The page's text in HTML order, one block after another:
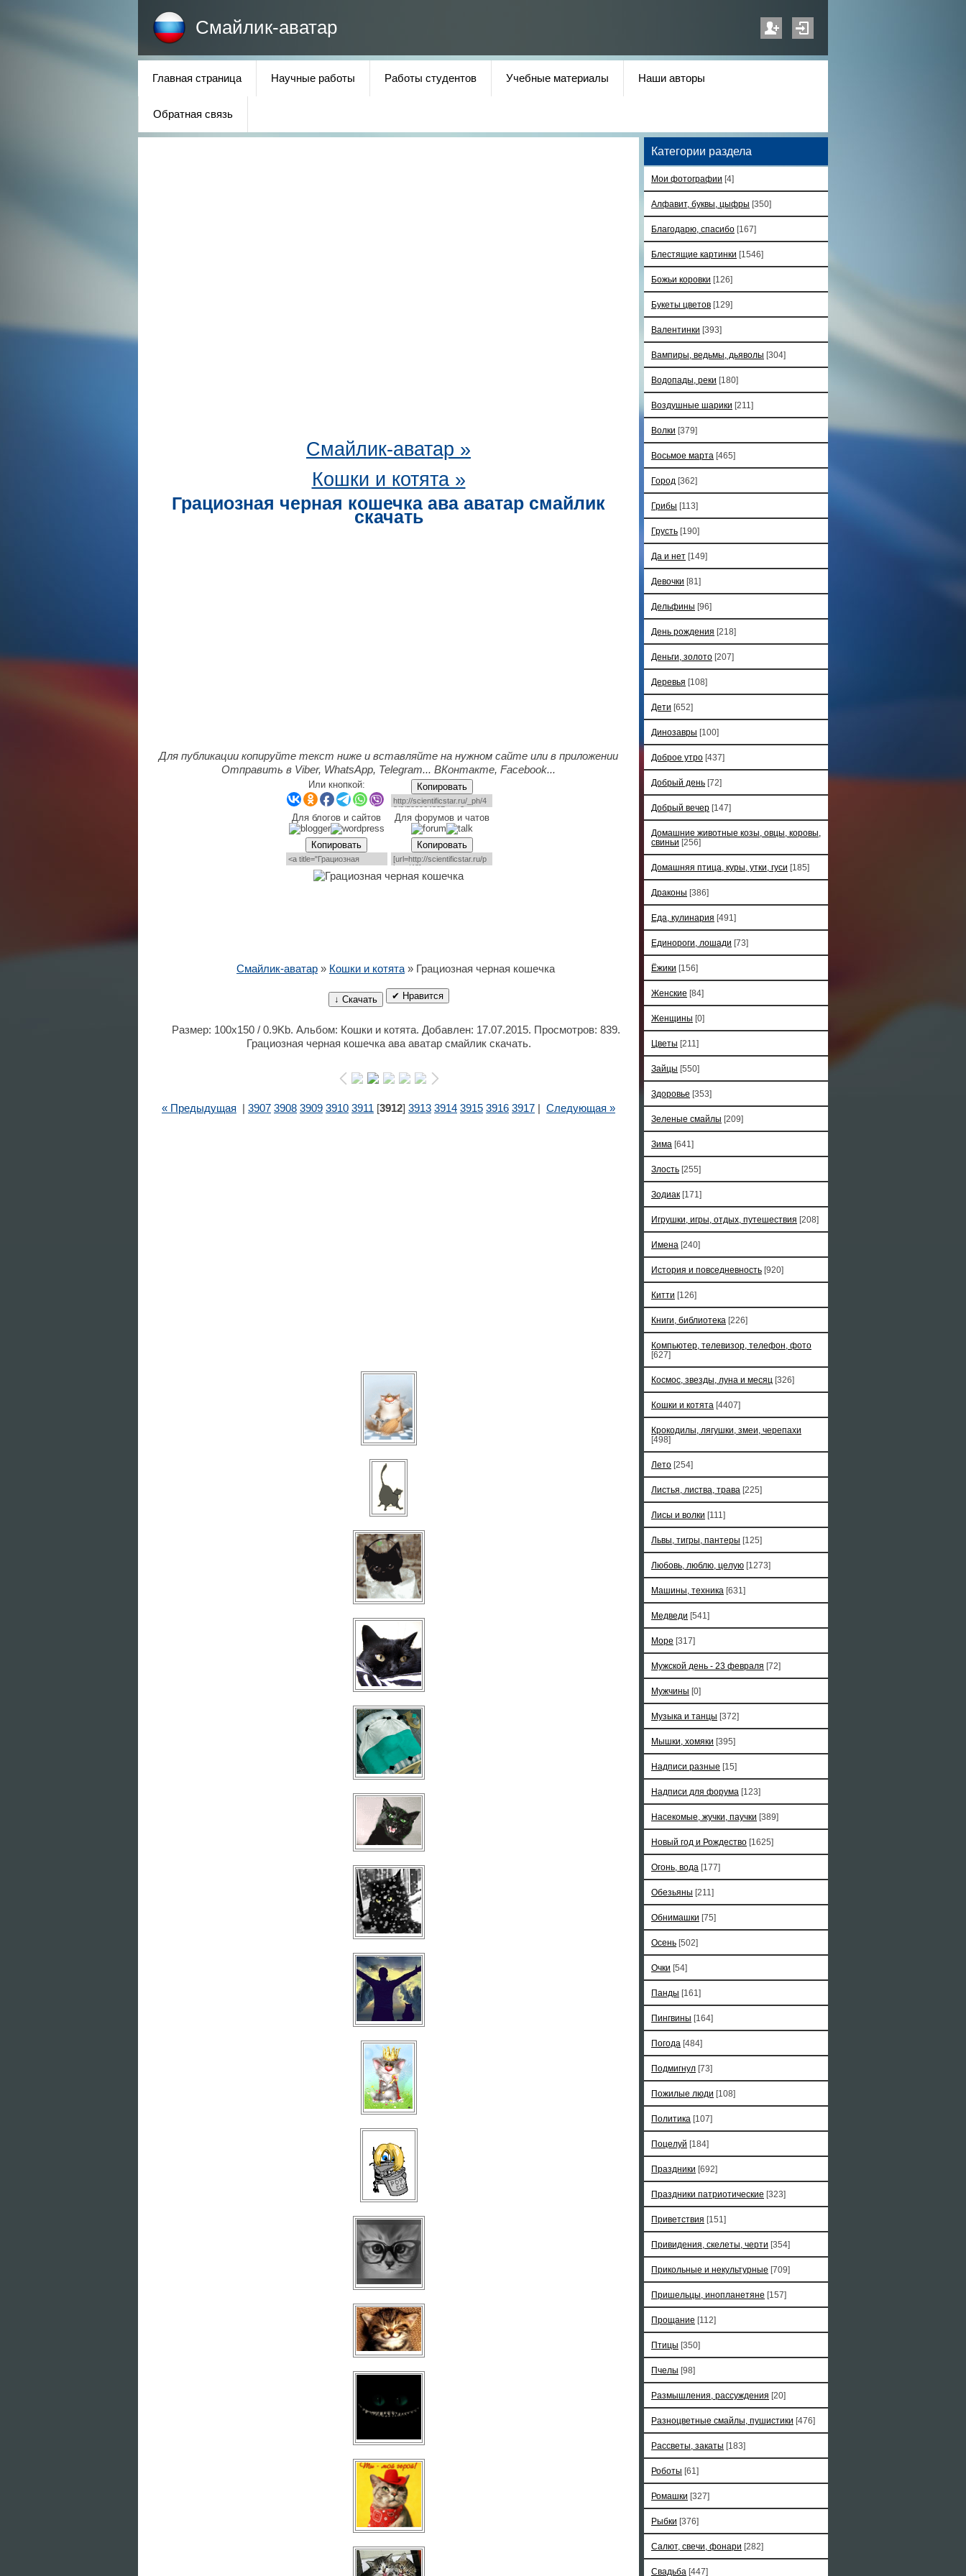
Смайлик-аватар
Главная страница Научные работы Работы студентов Учебные материалы Наши авторы
Обратная связь
Смайлик-аватар »
Кошки и котята »
Грациозная черная кошечка ава аватар смайлик
скачать
Для публикации копируйте текст ниже и вставляйте на нужном сайте или в приложении
Отправить в Viber, WhatsApp, Telegram... ВКонтакте, Facebook...
Или кнопкой: Копировать
Для блогов и сайтов Для форумов и чатов
Копировать Копировать
Смайлик-аватар » Кошки и котята » Грациозная черная кошечка
↓ Скачать ✔ Нравится
Размер: 100x150 / 0.9Kb. Альбом: Кошки и котята. Добавлен: 17.07.2015. Просмотров: 839.
Грациозная черная кошечка ава аватар смайлик скачать.
« Предыдущая 3907 3908 3909 3910 3911 [3912] 3913 3914 3915 3916 3917 Следующая »
Категории раздела
Мои фотографии [4]
Алфавит, буквы, цыфры [350]
Благодарю, спасибо [167]
Блестящие картинки [1546]
Божьи коровки [126]
Букеты цветов [129]
Валентинки [393]
Вампиры, ведьмы, дьяволы [304]
Водопады, реки [180]
Воздушные шарики [211]
Волки [379]
Восьмое марта [465]
Город [362]
Грибы [113]
Грусть [190]
Да и нет [149]
Девочки [81]
Дельфины [96]
День рождения [218]
Деньги, золото [207]
Деревья [108]
Дети [652]
Динозавры [100]
Доброе утро [437]
Добрый день [72]
Добрый вечер [147]
Домашние животные козы, овцы, коровы,
свиньи [256]
Домашняя птица, куры, утки, гуси [185]
Драконы [386]
Еда, кулинария [491]
Единороги, лошади [73]
Ёжики [156]
Женские [84]
Женщины [0]
Цветы [211]
Зайцы [550]
Здоровье [353]
Зеленые смайлы [209]
Зима [641]
Злость [255]
Зодиак [171]
Игрушки, игры, отдых, путешествия [208]
Имена [240]
История и повседневность [920]
Китти [126]
Книги, библиотека [226]
Компьютер, телевизор, телефон, фото
[627]
Космос, звезды, луна и месяц [326]
Кошки и котята [4407]
Крокодилы, лягушки, змеи, черепахи
[498]
Лето [254]
Листья, листва, трава [225]
Лисы и волки [111]
Львы, тигры, пантеры [125]
Любовь, люблю, целую [1273]
Машины, техника [631]
Медведи [541]
Море [317]
Мужской день - 23 февраля [72]
Мужчины [0]
Музыка и танцы [372]
Мышки, хомяки [395]
Надписи разные [15]
Надписи для форума [123]
Насекомые, жучки, паучки [389]
Новый год и Рождество [1625]
Огонь, вода [177]
Обезьяны [211]
Обнимашки [75]
Осень [502]
Очки [54]
Панды [161]
Пингвины [164]
Погода [484]
Подмигнул [73]
Пожилые люди [108]
Политика [107]
Поцелуй [184]
Праздники [692]
Праздники патриотические [323]
Приветствия [151]
Привидения, скелеты, черти [354]
Прикольные и некультурные [709]
Пришельцы, инопланетяне [157]
Прощание [112]
Птицы [350]
Пчелы [98]
Размышления, рассуждения [20]
Разноцветные смайлы, пушистики [476]
Рассветы, закаты [183]
Роботы [61]
Ромашки [327]
Рыбки [376]
Салют, свечи, фонари [282]
Свадьба [447]